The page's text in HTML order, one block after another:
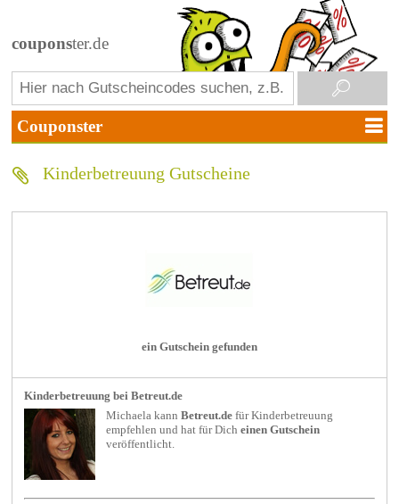
couponster.de
Kinderbetreuung Gutscheine
ein Gutschein gefunden
Kinderbetreuung bei Betreut.de
Michaela kannBetreut.de fürKinderbetreuung
empfehlen und hat für Dicheinen Gutschein
veröffentlicht.